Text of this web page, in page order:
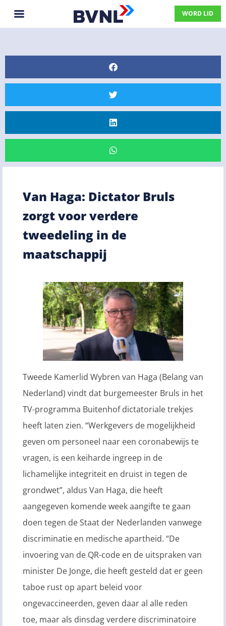
WORD LID
Van Haga: Dictator Bruls
zorgt voor verdere
tweedeling in de
maatschappij
Tweede Kamerlid Wybren van Haga (Belang van
Nederland) vindt dat burgemeester Bruls in het
TV-programma Buitenhof dictatoriale trekjes
heeft laten zien. “Werkgevers de mogelijkheid
geven om personeel naar een coronabewijs te
vragen, is een keiharde ingreep in de
lichamelijke integriteit en druist in tegen de
grondwet”, aldus Van Haga, die heeft
aangegeven komende week aangifte te gaan
doen tegen de Staat der Nederlanden vanwege
discriminatie en medische apartheid. “De
invoering van de QR-code en de uitspraken van
minister De Jonge, die heeft gesteld dat er geen
taboe rust op apart beleid voor
ongevaccineerden, geven daar al alle reden
toe, maar als dinsdag verdere discriminatoire